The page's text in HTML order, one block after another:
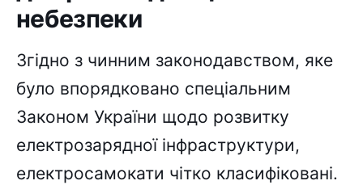
небезпеки
Згідно з чинним законодавством, яке
було впорядковано спеціальним
Законом України щодо розвитку
електрозарядної інфраструктури,
електросамокати чітко класифіковані.